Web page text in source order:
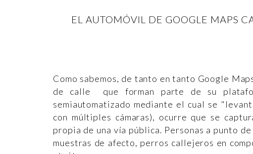
EL AUTOMÓVIL DE GOOGLE MAPS
Como sabemos, de tanto en tanto Google
de calle que forman parte de su
semiautomatizado mediante el cual se
con múltiples cámaras), ocurre que se
propia de una vía pública. Personas a punto
muestras de afecto, perros callejeros en